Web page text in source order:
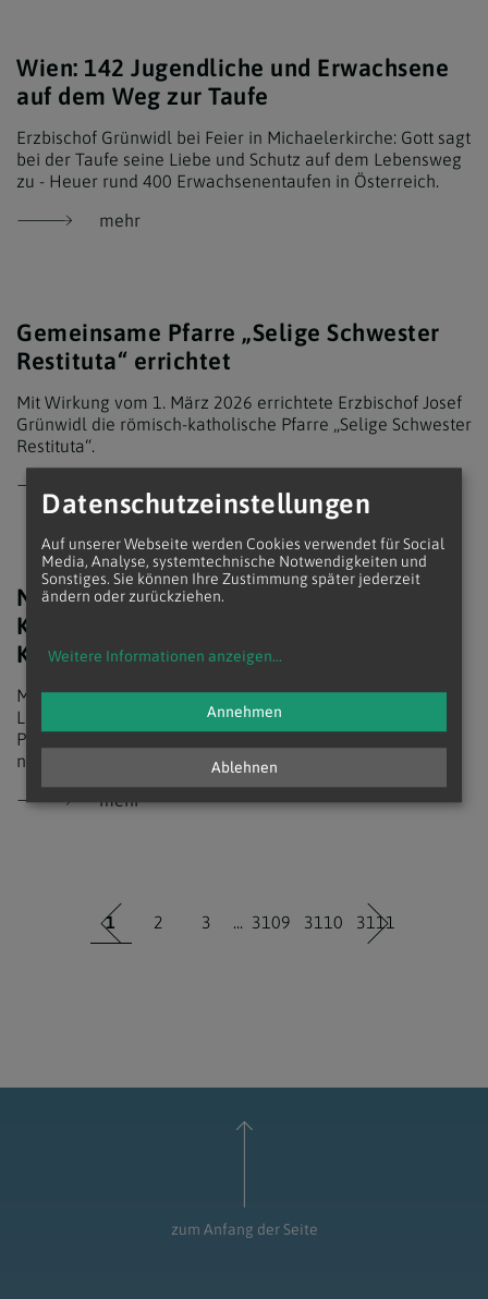
Wien: 142 Jugendliche und Erwachsene
auf dem Weg zur Taufe
Erzbischof Grünwidl bei Feier in Michaelerkirche: Gott sagt
bei der Taufe seine Liebe und Schutz auf dem Lebensweg
zu - Heuer rund 400 Erwachsenentaufen in Österreich.
mehr
Gemeinsame Pfarre „Selige Schwester
Restituta“ errichtet
Mit Wirkung vom 1. März 2026 errichtete Erzbischof Josef
Grünwidl die römisch-katholische Pfarre „Selige Schwester
Restituta“.
Neues Buch würdigt Vermächtnis des
Konzilstheologen Ferdinand
Klostermann
Mit der Neuerscheinung „Ferdinand Klostermann und das
Laienapostolat“ wird das Wirken des Wiener
Pastoraltheologen Ferdinand Klostermann (1907–1982)
neu in den Fokus gerückt.
mehr
1 2 3 ... 3109 3110 3111
zum Anfang der Seite
Datenschutzeinstellungen
Auf unserer Webseite werden Cookies verwendet für Social
Media, Analyse, systemtechnische Notwendigkeiten und
Sonstiges. Sie können Ihre Zustimmung später jederzeit
ändern oder zurückziehen.
Weitere Informationen anzeigen...
Ablehnen
Annehmen